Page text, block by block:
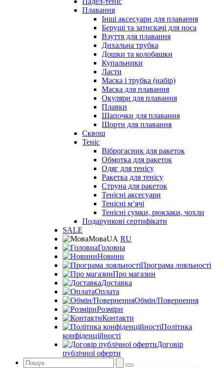
Плавання
Інші аксесуари для плавання
Беруші та затискачі для носа
Взуття для плавання
Дихальна трубка
Дошки та колобашки
Купальники
Ласти
Маска і трубка (набір)
Маска для плавання
Окуляри для плавання
Плавки
Шапочки для плавання
Шорти для плавання
Сквош
Теніс
Віброгасник для ракеток
Обмотка для ракеток
Одяг для тенісу
Ракетка для тенісу
Струна для ракеток
Тенісні аксесуари
Тенісні мʼячі
Тенісні сумки, рюкзаки, чохли
Подарункові сертифікати
SALE
МоваUA RU
Головна
Новини
Програма лояльності
Про магазин
Доставка
Оплата
Обмін/Повернення
Розміри
Контакти
Політика
конфіденційності
Договір
публічної оферти